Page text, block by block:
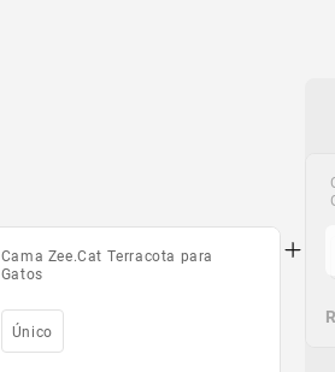
Cama Zee.Cat Terracota para
Gatos
Único